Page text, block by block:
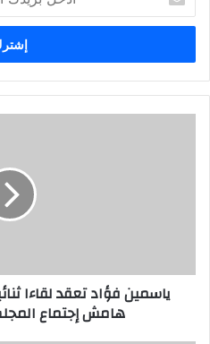
بريدك
الإلكتروني
ياسمين فؤاد تعقد لقاءا
هامش إجتماع